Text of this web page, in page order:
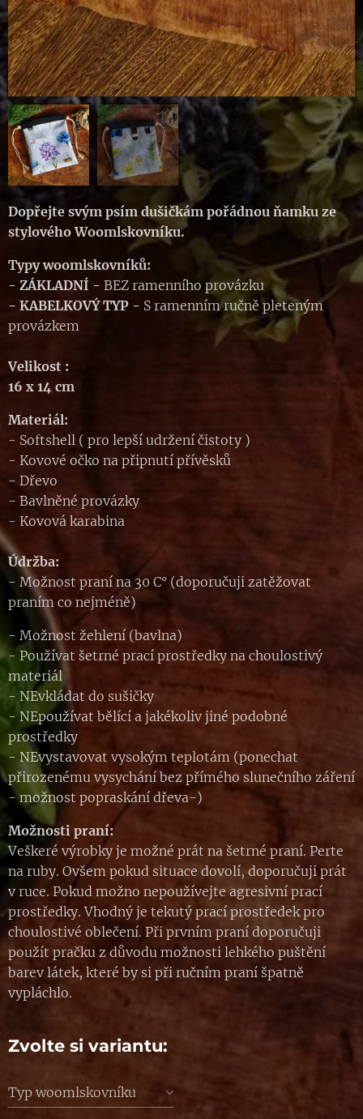
Dopřejte svým psím dušičkám pořádnou ňamku ze
stylového Woomlskovníku.
Typy woomlskovníků:
- ZÁKLADNÍ - BEZ ramenního provázku
- KABELKOVÝ TYP - S ramenním ručně pleteným
provázkem
Velikost :
16 x 14 cm
Materiál:
- Softshell ( pro lepší udržení čistoty )
- Kovové očko na připnutí přívěsků
- Dřevo
- Bavlněné provázky
- Kovová karabina
Údržba:
- Možnost praní na 30 C° (doporučuji zatěžovat
praním co nejméně)
- Možnost žehlení (bavlna)
- Používat šetrné prací prostředky na choulostivý
materiál
- NEvkládat do sušičky
- NEpoužívat bělící a jakékoliv jiné podobné
prostředky
- NEvystavovat vysokým teplotám (ponechat
přirozenému vysychání bez přímého slunečního záření
- možnost popraskání dřeva-)
Možnosti praní:
Veškeré výrobky je možné prát na šetrné praní. Perte
na ruby. Ovšem pokud situace dovolí, doporučuji prát
v ruce. Pokud možno nepoužívejte agresivní prací
prostředky. Vhodný je tekutý prací prostředek pro
choulostivé oblečení. Při prvním praní doporučuji
použít pračku z důvodu možnosti lehkého puštění
barev látek, které by si při ručním praní špatně
vypláchlo.
Zvolte si variantu:
Typ woomlskovníku